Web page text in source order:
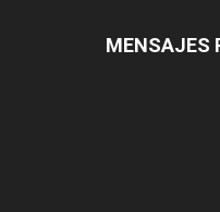
MENSAJES